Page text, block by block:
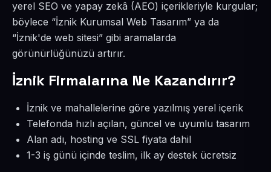
yerel SEO ve yapay zekâ (AEO) içerikleriyle kurgular;
böylece “İznik Kurumsal Web Tasarım” ya da
“İznik'de web sitesi” gibi aramalarda
görünürlüğünüzü artırır.
İznik Firmalarına Ne Kazandırır?
İznik ve mahallelerine göre yazılmış yerel içerik
Telefonda hızlı açılan, güncel ve uyumlu tasarım
Alan adı, hosting ve SSL fiyata dahil
1-3 iş günü içinde teslim, ilk ay destek ücretsiz